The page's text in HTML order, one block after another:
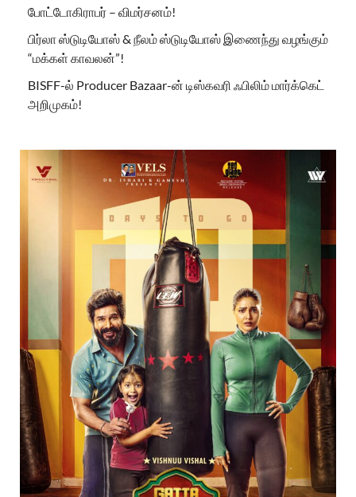
போட்டோகிராபர் – விமர்சனம்!
பிர்லா ஸ்டுடியோஸ் & நீலம் ஸ்டுடியோஸ் இணைந்து வழங்கும்
“மக்கள் காவலன்”!
BISFF-ல் Producer Bazaar-ன் டிஸ்கவரி ஃபிலிம் மார்க்கெட்
அறிமுகம்!